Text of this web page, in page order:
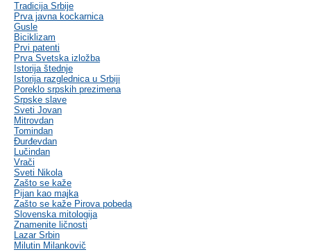
Tradicija Srbije
Prva javna kockarnica
Gusle
Biciklizam
Prvi patenti
Prva Svetska izložba
Istorija štednje
Istorija razglednica u Srbiji
Poreklo srpskih prezimena
Srpske slave
Sveti Jovan
Mitrovdan
Tomindan
Đurđevdan
Lučindan
Vrači
Sveti Nikola
Zašto se kaže
Pijan kao majka
Zašto se kaže Pirova pobeda
Slovenska mitologija
Znamenite ličnosti
Lazar Srbin
Milutin Milankovič